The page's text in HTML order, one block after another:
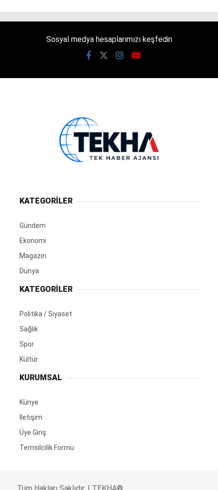
Sosyal medya hesaplarımızı keşfedin
KATEGORİLER
Gündem
Ekonomi
Magazin
Dünya
KATEGORİLER
Politika / Siyaset
Sağlık
Spor
Kültür
KURUMSAL
Künye
İletişim
Üye Giriş
Temsilcilik Formu